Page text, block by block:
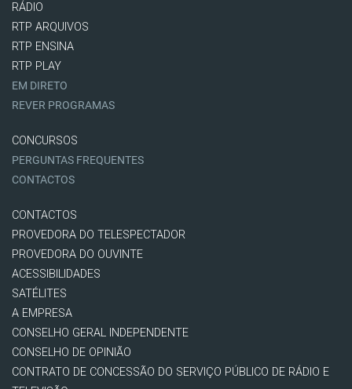
RÁDIO
RTP ARQUIVOS
RTP ENSINA
RTP PLAY
EM DIRETO
REVER PROGRAMAS
CONCURSOS
PERGUNTAS FREQUENTES
CONTACTOS
CONTACTOS
PROVEDORA DO TELESPECTADOR
PROVEDORA DO OUVINTE
ACESSIBILIDADES
SATÉLITES
A EMPRESA
CONSELHO GERAL INDEPENDENTE
CONSELHO DE OPINIÃO
CONTRATO DE CONCESSÃO DO SERVIÇO PÚBLICO DE RÁDIO E